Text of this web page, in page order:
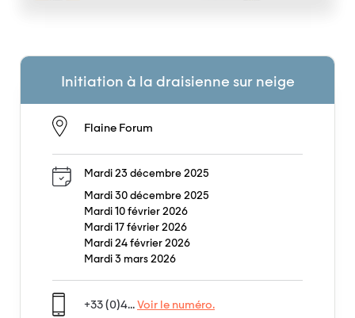
Initiation à la draisienne sur neige
Flaine Forum
Mardi 23 décembre 2025
Mardi 30 décembre 2025
Mardi 10 février 2026
Mardi 17 février 2026
Mardi 24 février 2026
Mardi 3 mars 2026
+33 (0)4... Voir le numéro.